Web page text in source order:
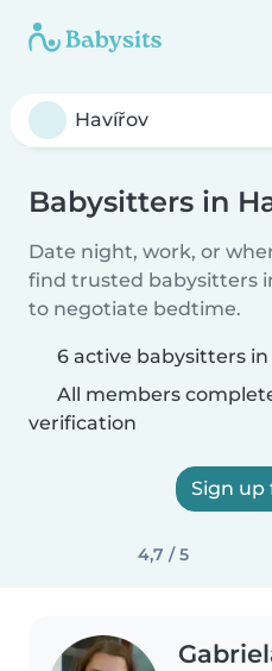
Babysitters in
Date night, work, or
find trusted babysitters
to negotiate bedtime.
6 active babysitters
All members
verification
Sign up
4,7 / 5